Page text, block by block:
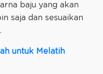
baju yang akan
saja dan sesuaikan
untuk Melatih